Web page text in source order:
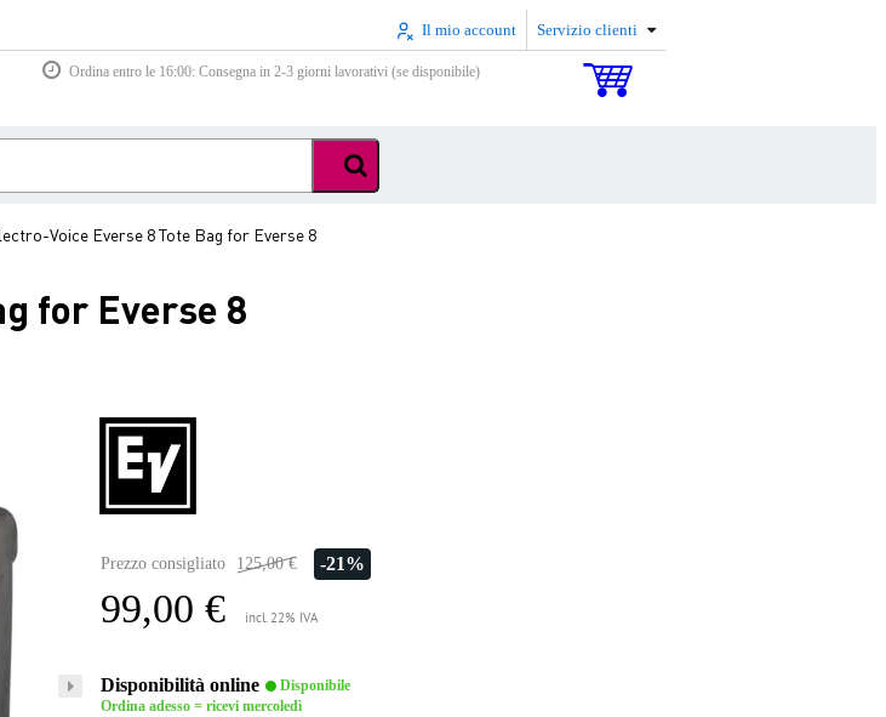
Il mio account Servizio clienti
Ordina entro le 16:00: Consegna in 2-3 giorni lavorativi (se disponibile)
Voice Everse 8 Tote Bag for Everse 8
for Everse 8
Prezzo consigliato 125,00 € -21%
99,00 € incl. 22% IVA
Disponibilità online
Disponibile
Ordina adesso = ricevi mercoledì